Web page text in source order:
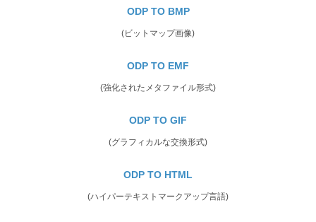
ODP TO BMP
(ビットマップ画像)
ODP TO EMF
(強化されたメタファイル形式)
ODP TO GIF
(グラフィカルな交換形式)
ODP TO HTML
(ハイパーテキストマークアップ言語)